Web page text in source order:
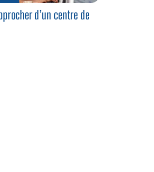
d’un centre de